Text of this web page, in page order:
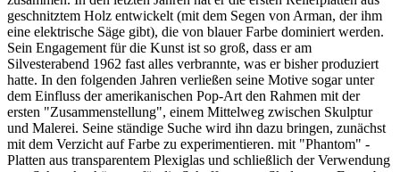
geschnitztem Holz entwickelt (mit dem Segen von Arman, der ihm
eine elektrische Säge gibt), die von blauer Farbe dominiert werden.
Sein Engagement für die Kunst ist so groß, dass er am
Silvesterabend 1962 fast alles verbrannte, was er bisher produziert
hatte. In den folgenden Jahren verließen seine Motive sogar unter
dem Einfluss der amerikanischen Pop-Art den Rahmen mit der
ersten "Zusammenstellung", einem Mittelweg zwischen Skulptur
und Malerei. Seine ständige Suche wird ihn dazu bringen, zunächst
mit dem Verzicht auf Farbe zu experimentieren. mit "Phantom" -
Platten aus transparentem Plexiglas und schließlich der Verwendung